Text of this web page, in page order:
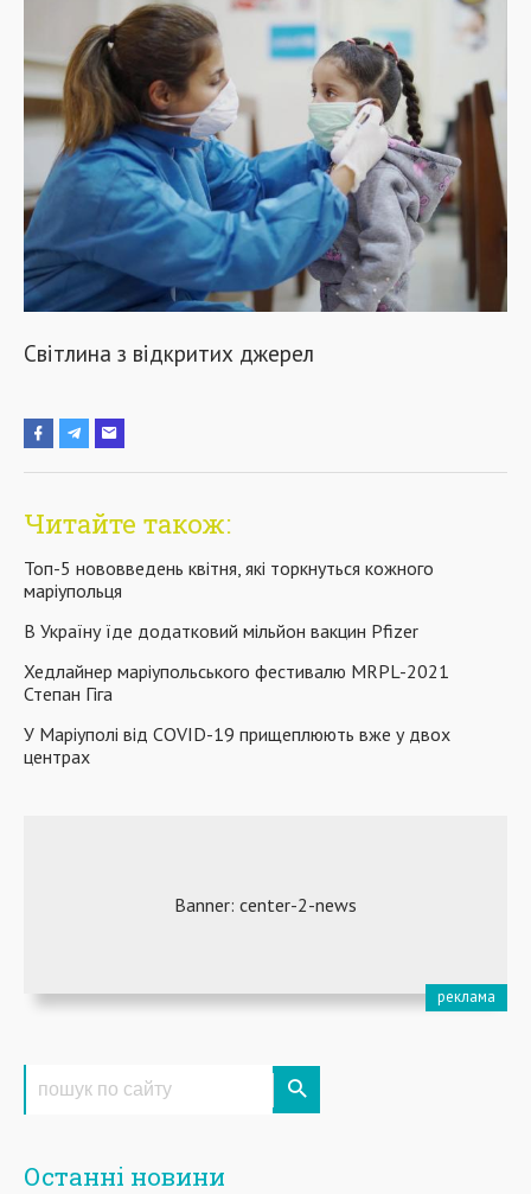
Світлина з відкритих джерел
Читайте також:
Топ-5 нововведень квітня, які торкнуться кожного
маріупольця
В Україну їде додатковий мільйон вакцин Pfizer
Хедлайнер маріупольського фестивалю MRPL-2021
Степан Гіга
У Маріуполі від COVID-19 прищеплюють вже у двох
центрах
Останні новини